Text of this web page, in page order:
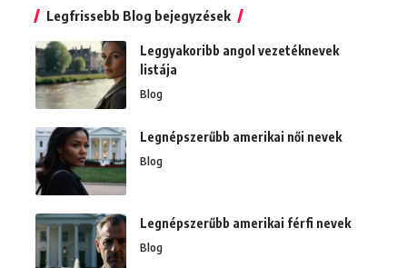
Legfrissebb Blog bejegyzések
Leggyakoribb angol vezetéknevek
listája
Blog
Legnépszerűbb amerikai női nevek
Blog
Legnépszerűbb amerikai férfi nevek
Blog